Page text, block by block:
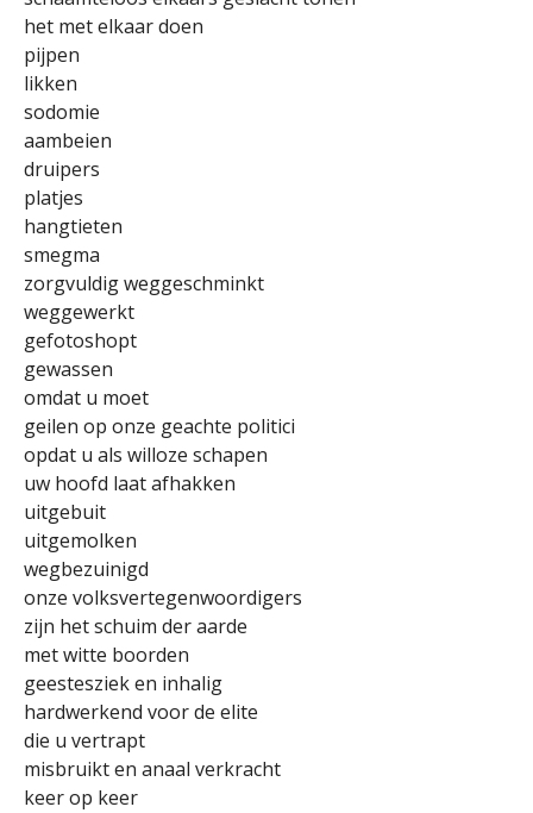
het met elkaar doen
pijpen
likken
sodomie
aambeien
druipers
platjes
hangtieten
smegma
zorgvuldig weggeschminkt
weggewerkt
gefotoshopt
gewassen
omdat u moet
geilen op onze geachte politici
opdat u als willoze schapen
uw hoofd laat afhakken
uitgebuit
uitgemolken
wegbezuinigd
onze volksvertegenwoordigers
zijn het schuim der aarde
met witte boorden
geestesziek en inhalig
hardwerkend voor de elite
die u vertrapt
misbruikt en anaal verkracht
keer op keer